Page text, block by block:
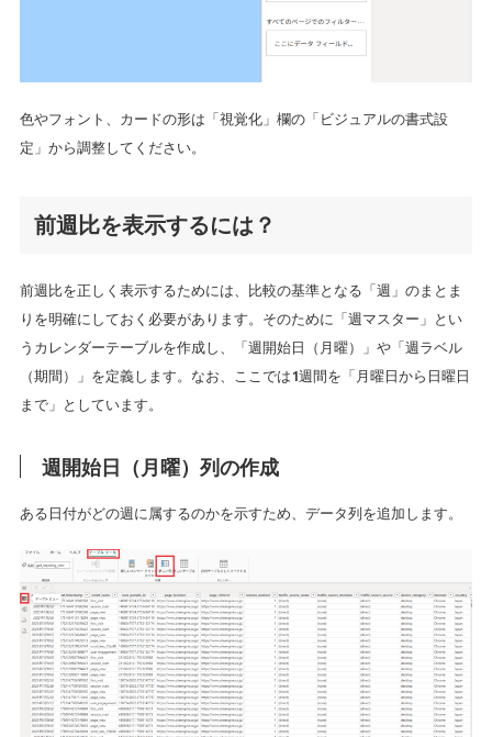
色やフォント、カードの形は「視覚化」欄の「ビジュアルの書式設
定」から調整してください。
前週比を表示するには？
前週比を正しく表示するためには、比較の基準となる「週」のまとま
りを明確にしておく必要があります。そのために「週マスター」とい
うカレンダーテーブルを作成し、「週開始日（月曜）」や「週ラベル
（期間）」を定義します。なお、ここでは1週間を「月曜日から日曜日
まで」としています。
週開始日（月曜）列の作成
ある日付がどの週に属するのかを示すため、データ列を追加します。